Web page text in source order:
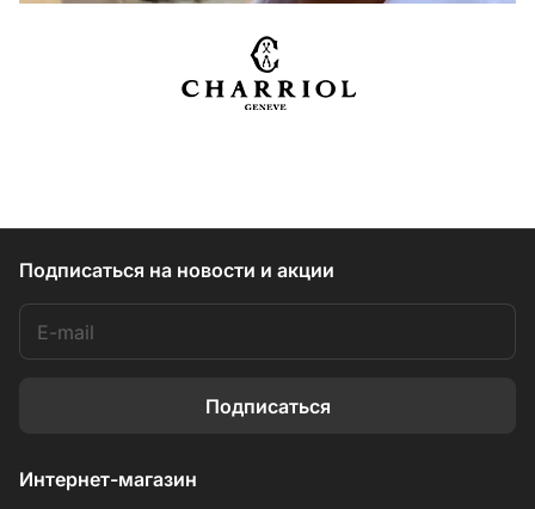
Подписаться на новости и акции
Подписаться
Интернет-магазин